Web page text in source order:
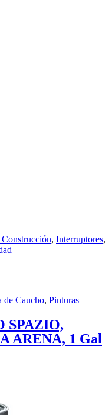
, Interruptores,
de Caucho, Pinturas
SPAZIO,
ARENA, 1 Gal